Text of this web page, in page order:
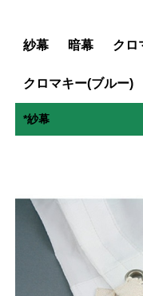
紗幕 暗幕 クロ
クロマキー(ブルー)
*紗幕